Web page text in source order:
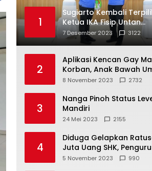
1
Sugiarto Kembali
Ketua IKA Fisip Untan
Ketapang
7 Desember 2023 3122
2
Aplikasi Kencan Gay
Korban, Anak Bawah
Jadi Korban
8 November 2023 2732
3
Nanga Pinoh Status
Mandiri
24 Mei 2023 2155
4
Diduga Gelapkan
Juta Uang SHK,
Koperasi SUB Dilaporkan
5 November 2023 990